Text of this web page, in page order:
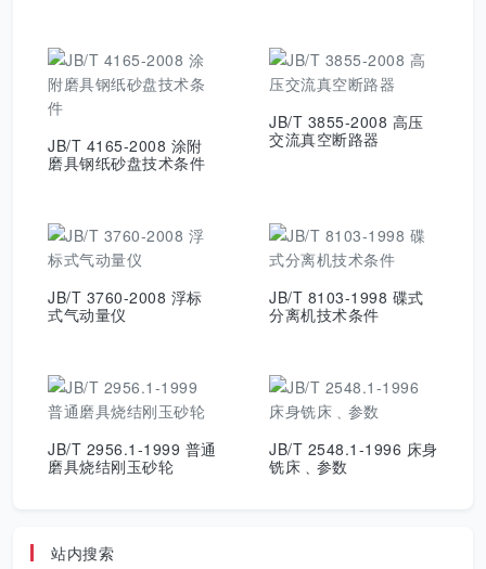
JB/T 4165-2008 涂附
磨具钢纸砂盘技术条件
JB/T 3855-2008 高压
交流真空断路器
JB/T 3760-2008 浮标
式气动量仪
JB/T 8103-1998 碟式
分离机技术条件
JB/T 2956.1-1999 普通
磨具烧结刚玉砂轮
JB/T 2548.1-1996 床身
铣床﹑参数
站内搜索